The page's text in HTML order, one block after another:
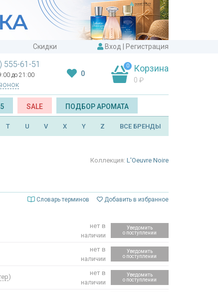
Скидки Вход Регистрация
555-61-51
до 21:00 0
0 Корзина
0 ₽
SALE ПОДБОР АРОМАТА
T U V X Y Z ВСЕ БРЕНДЫ
Коллекция: L'Oeuvre Noire
Словарь терминов
Добавить в избранное
нет в
наличии
Уведомить
о поступлении
нет в
наличии
Уведомить
о поступлении
)
нет в
наличии
Уведомить
о поступлении